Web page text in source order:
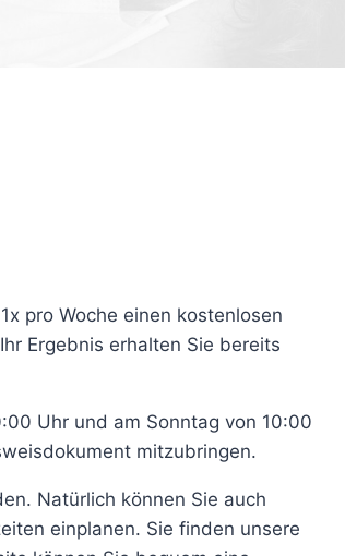
pro Woche einen kostenlosen
Ergebnis erhalten Sie bereits
Uhr und am Sonntag von 10:00
mitzubringen.
Natürlich können Sie auch
einplanen. Sie finden unsere